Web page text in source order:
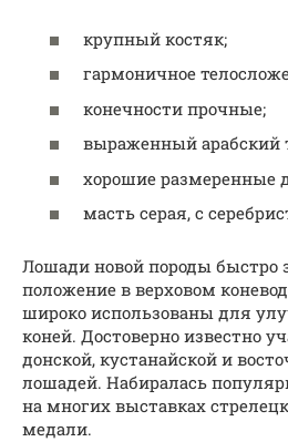
крупный костяк;
гармоничное
конечности прочные;
выраженный арабский
хорошие размеренные
масть серая, с
Лошади новой породы быстро
положение в верховом
широко использованы для
коней. Достоверно известно
донской, кустанайской и
лошадей. Набиралась
на многих выставках
медали.